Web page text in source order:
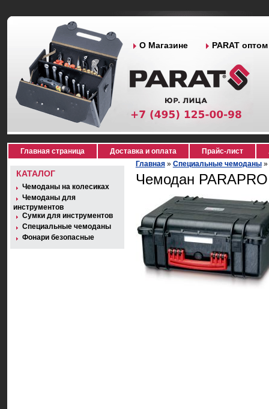
О Магазине PARAT оптом
Главная страница Доставка и оплата Прайс-лист
КАТАЛОГ
Чемоданы на колесиках
Чемоданы для
инструментов
Сумки для инструментов
Специальные чемоданы
Фонари безопасные
Главная» Специальные чемоданы»
Чемодан